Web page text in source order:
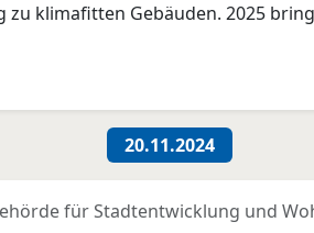
klimafitten Gebäuden. 2025
20.11.2024
für Stadtentwicklung und